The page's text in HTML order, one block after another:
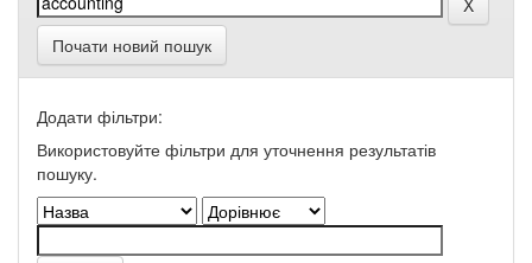
Почати новий пошук
Додати фільтри:
Використовуйте фільтри для уточнення результатів
пошуку.